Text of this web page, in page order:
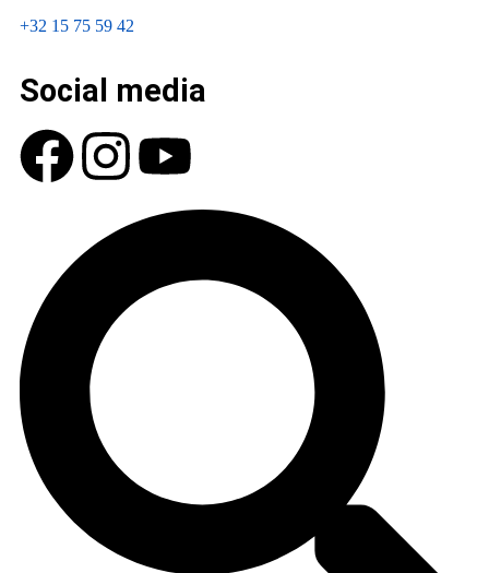
+32 15 75 59 42
Social media